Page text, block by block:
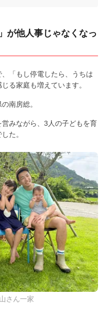
が他人事じゃなくなっ
「もし停電したら、うちは
る家庭も増えています。
南房総。
みながら、3人の子どもを育
た。
さん一家